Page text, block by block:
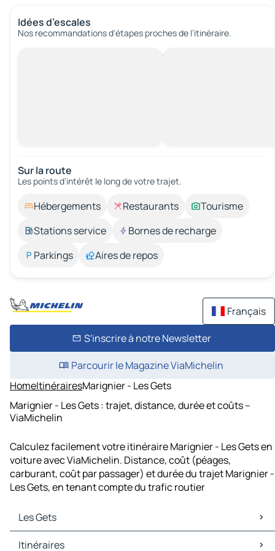
Idées d’escales
Nos recommandations d'étapes proches de l’itinéraire.
Sur la route
Les points d’intérêt le long de votre trajet.
Hébergements Restaurants
Tourisme
Stations service
Bornes de recharge
Parkings
Aires de repos
Français
S'inscrire à notre Newsletter
Parcourir le Magazine ViaMichelin
HomeItinérairesMarignier - Les Gets
Marignier - Les Gets : trajet, distance, durée et coûts –
ViaMichelin
Calculez facilement votre itinéraire Marignier - Les Gets en
voiture avec ViaMichelin. Distance, coût (péages,
carburant, coût par passager) et durée du trajet Marignier -
Les Gets, en tenant compte du trafic routier
Les Gets
Les Gets Cartes et plans
Itinéraires